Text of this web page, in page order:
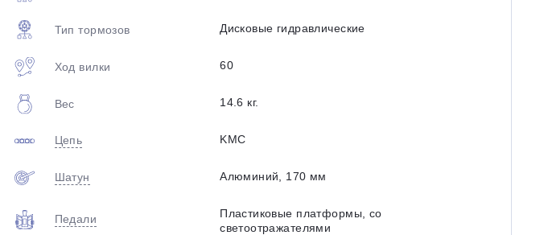
Тип тормозов Дисковые гидравлические
Ход вилки 60
Вес 14.6 кг.
Цепь KMC
Шатун Алюминий, 170 мм
Педали
Пластиковые платформы, со
светоотражателями